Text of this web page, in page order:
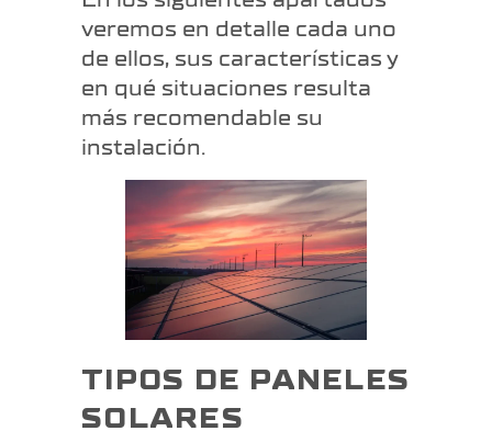
veremos en detalle cada uno
de ellos, sus características y
en qué situaciones resulta
más recomendable su
instalación.
TIPOS DE PANELES
SOLARES